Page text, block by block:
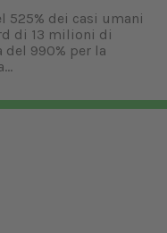
525% dei casi umani
di 13 milioni di
del 990% per la